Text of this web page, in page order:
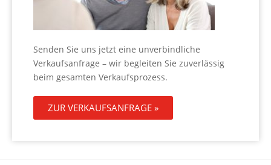
Senden Sie uns jetzt eine unverbindliche
Verkaufsanfrage – wir begleiten Sie zuverlässig
beim gesamten Verkaufsprozess.
ZUR VERKAUFSANFRAGE »